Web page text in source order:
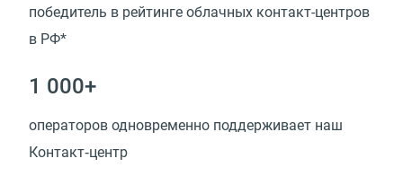
победитель в рейтинге облачных контакт-центров
в РФ*
1 000+
операторов одновременно поддерживает наш
Контакт‑центр